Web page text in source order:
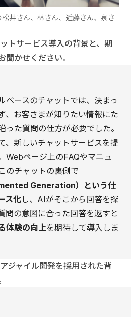
井さん、林さん、近藤さん、泉さ
ットサービス導入の背景と、期
聞かせください。
ベースのチャットでは、決まっ
、お客さまが知りたい情報にた
った質問の仕方が必要でした。
、新しいチャットサービスを提
Webページ上のFAQやマニュ
のチャットの裏側で
Generation）という仕
ス化し、AIがそこから回答を探
問の意図に合った回答を返すと
体験の向上を期待して導入しま
アジャイル開発を採用された背